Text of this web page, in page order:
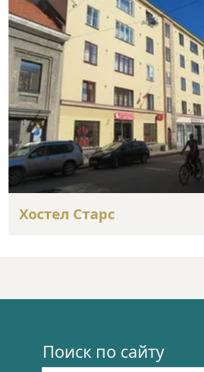
Хостел Старс
Поиск по сайту